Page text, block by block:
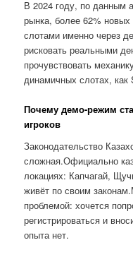
В 2024 году, по данным
рынка, более 62% новых
слотами именно через
рисковать реальными
прочувствовать
динамичных слотах, как
Почему демо-режим
игроков
Законодательство
сложная.Официально
локациях: Капчагай,
живёт по своим
проблемой: хочется
регистрироваться и
опыта нет.